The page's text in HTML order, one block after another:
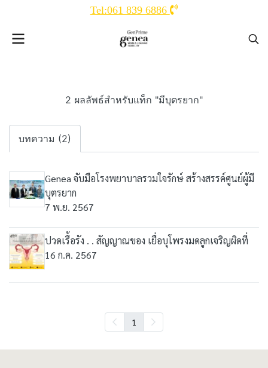
Tel:061 839 6886
2 ผลลัพธ์สำหรับแท็ก "มีบุตรยาก"
บทความ (2)
Genea จับมือโรงพยาบาลรวมใจรักษ์ สร้างสรรค์ศูนย์ผู้มี
บุตรยาก
7 พ.ย. 2567
ปวดเรื้อรัง . . สัญญาณของ เยื่อบุโพรงมดลูกเจริญผิดที่
16 ก.ค. 2567
1